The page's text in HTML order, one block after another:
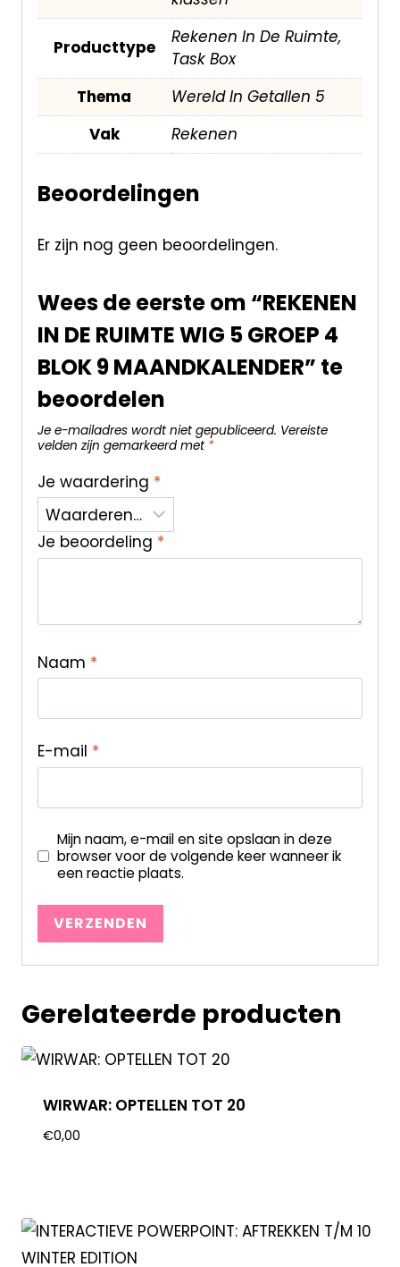
Producttype
Rekenen In De Ruimte,
Task Box
Thema
Wereld In Getallen 5
Vak
Rekenen
Beoordelingen
Er zijn nog geen beoordelingen.
Wees de eerste om “REKENEN
IN DE RUIMTE WIG 5 GROEP 4
BLOK 9 MAANDKALENDER” te
beoordelen
Je e-mailadres wordt niet gepubliceerd. Vereiste
velden zijn gemarkeerd met *
Je waardering *
Je beoordeling *
Naam *
E-mail *
Mijn naam, e-mail en site opslaan in deze
browser voor de volgende keer wanneer ik
een reactie plaats.
Gerelateerde producten
WIRWAR: OPTELLEN TOT 20
€0,00